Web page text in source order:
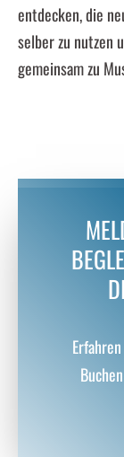
entdecken, die
selber zu nutzen
gemeinsam zu